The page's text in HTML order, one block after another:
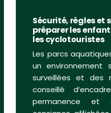
Sécurité, règles et
préparer les
les cyclotouristes
Les parcs
un environnement
surveillées et des
conseillé
permanence et